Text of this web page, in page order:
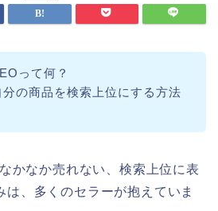
って何？
の商品を検索上位にする方法
かなか売れない、検索上位に表
は、多くのセラーが抱えていま